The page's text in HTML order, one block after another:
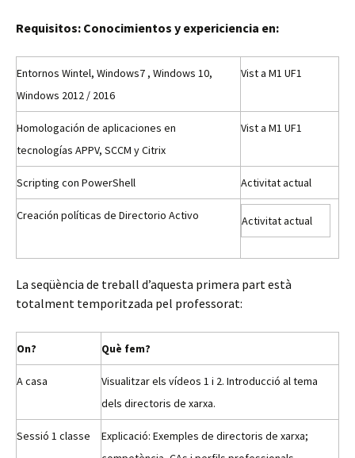
Requisitos: Conocimientos y expericiencia en:
Entornos Wintel, Windows7 , Windows 10,
Windows 2012 / 2016
Vist a M1 UF1
Homologación de aplicaciones en
tecnologías APPV, SCCM y Citrix
Vist a M1 UF1
Scripting con PowerShell Activitat actual
Creación políticas de Directorio Activo Activitat actual
La seqüència de treball d’aquesta primera part està
totalment temporitzada pel professorat:
On? Què fem?
A casa
Visualitzar els vídeos 1 i 2. Introducció al tema
dels directoris de xarxa.
Sessió 1 classe
Explicació: Exemples de directoris de xarxa;